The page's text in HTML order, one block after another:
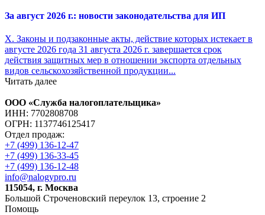
За август 2026 г.: новости законодательства для ИП
X. Законы и подзаконные акты, действие которых истекает в
августе 2026 года 31 августа 2026 г. завершается срок
действия защитных мер в отношении экспорта отдельных
видов сельскохозяйственной продукции...
Читать далее
ООО «Служба налогоплательщика»
ИНН: 7702808708
ОГРН: 1137746125417
Отдел продаж:
+7 (499) 136-12-47
+7 (499) 136-33-45
+7 (499) 136-12-48
info@nalogypro.ru
115054, г. Москва
Большой Строченовский переулок 13, строение 2
Помощь